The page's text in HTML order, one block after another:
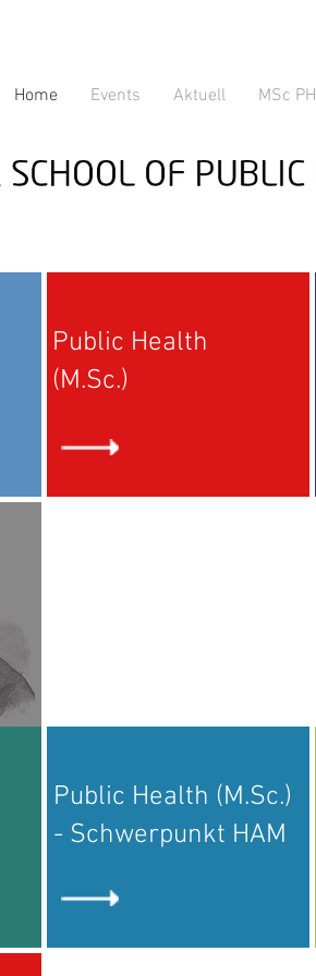
Home Events Aktuell MSc PH
Public Health
(M.Sc.)
Public Health (M.Sc.)
- Schwerpunkt HAM